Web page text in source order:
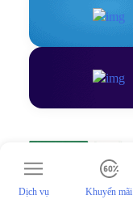
Dịch vụ Khuyến mãi